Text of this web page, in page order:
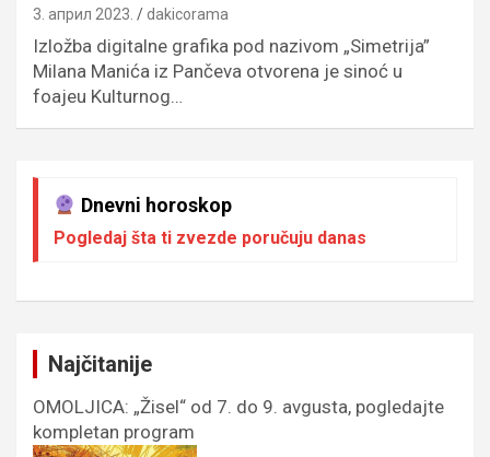
3. април 2023. dakicorama
Izložba digitalne grafika pod nazivom „Simetrija”
Milana Manića iz Pančeva otvorena je sinoć u
foajeu Kulturnog…
Dnevni horoskop
Pogledaj šta ti zvezde poručuju danas
Najčitanije
OMOLJICA: „Žisel“ od 7. do 9. avgusta, pogledajte
kompletan program